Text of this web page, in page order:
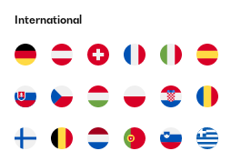
International